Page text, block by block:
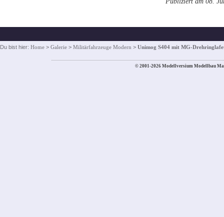
Du bist hier: Home > Galerie > Militärfahrzeuge Modern > Unimog S404 mit MG-
© 2001-2026 Modellversium Modellbau